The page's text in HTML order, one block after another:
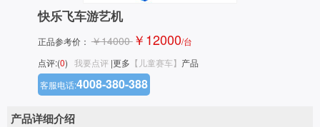
快乐飞车游艺机
正品参考价： ￥14000￥12000/台
点评:(0) 我要点评|更多 【儿童赛车】 产品
客服电话:4008-380-388
产品详细介绍